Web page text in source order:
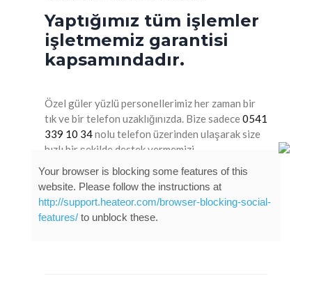
Yaptığımız tüm işlemler
işletmemiz garantisi
kapsamındadır.
Özel güler yüzlü personellerimiz her zaman bir
tık ve bir telefon uzaklığınızda. Bize sadece0541
339 10 34nolu telefon üzerinden ulaşarak size
hızlı bir şekilde destek vermemizi
sağlayabilirsiniz.
Esenyurt Rehau Servisi:
05413391034
Your browser is blocking some features of this
website. Please follow the instructions at
http://support.heateor.com/browser-blocking-social-
features/to unblock these.